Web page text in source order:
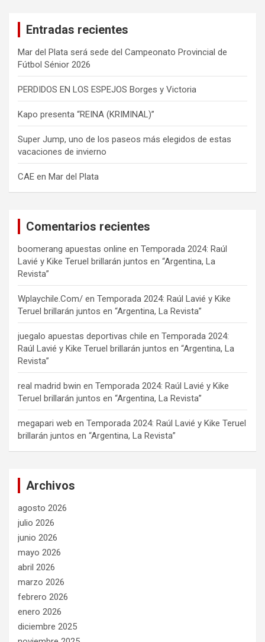
Entradas recientes
Mar del Plata será sede del Campeonato Provincial de
Fútbol Sénior 2026
PERDIDOS EN LOS ESPEJOS Borges y Victoria
Kapo presenta “REINA (KRIMINAL)”
Super Jump, uno de los paseos más elegidos de estas
vacaciones de invierno
CAE en Mar del Plata
Comentarios recientes
boomerang apuestas online en Temporada 2024: Raúl
Lavié y Kike Teruel brillarán juntos en “Argentina, La
Revista”
Wplaychile.Com/ en Temporada 2024: Raúl Lavié y Kike
Teruel brillarán juntos en “Argentina, La Revista”
juegalo apuestas deportivas chile en Temporada 2024:
Raúl Lavié y Kike Teruel brillarán juntos en “Argentina, La
Revista”
real madrid bwin en Temporada 2024: Raúl Lavié y Kike
Teruel brillarán juntos en “Argentina, La Revista”
megapari web en Temporada 2024: Raúl Lavié y Kike Teruel
brillarán juntos en “Argentina, La Revista”
Archivos
agosto 2026
julio 2026
junio 2026
mayo 2026
abril 2026
marzo 2026
febrero 2026
enero 2026
diciembre 2025